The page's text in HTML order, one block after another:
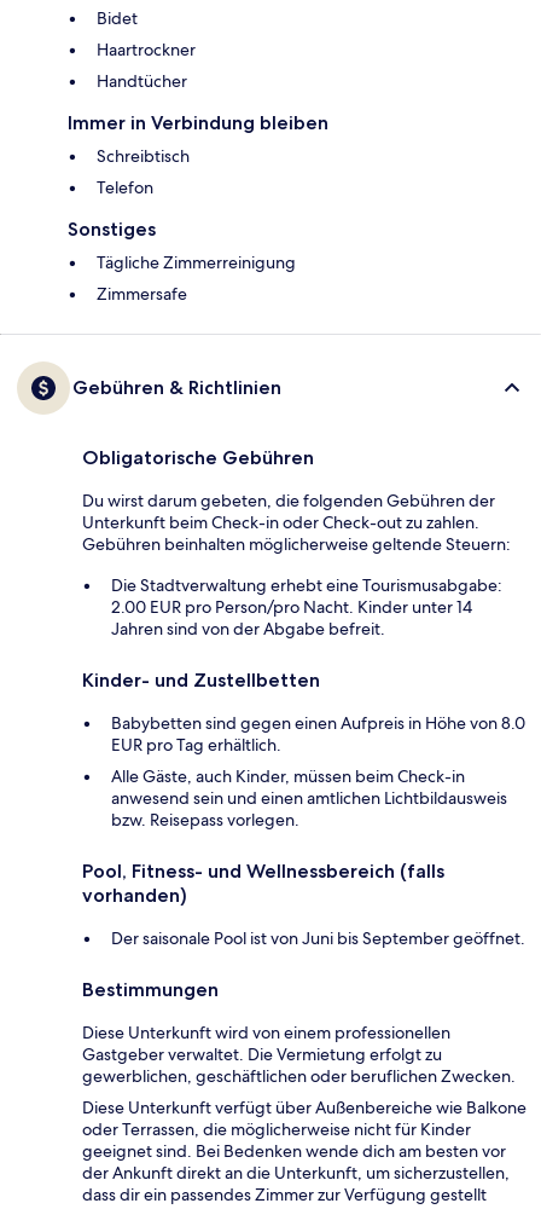
Bidet
Haartrockner
Handtücher
Immer in Verbindung bleiben
Schreibtisch
Telefon
Sonstiges
Tägliche Zimmerreinigung
Zimmersafe
Gebühren & Richtlinien
Obligatorische Gebühren
Du wirst darum gebeten, die folgenden Gebühren der
Unterkunft beim Check-in oder Check-out zu zahlen.
Gebühren beinhalten möglicherweise geltende Steuern:
Die Stadtverwaltung erhebt eine Tourismusabgabe:
2.00 EUR pro Person/pro Nacht. Kinder unter 14
Jahren sind von der Abgabe befreit.
Kinder- und Zustellbetten
Babybetten sind gegen einen Aufpreis in Höhe von 8.0
EUR pro Tag erhältlich.
Alle Gäste, auch Kinder, müssen beim Check-in
anwesend sein und einen amtlichen Lichtbildausweis
bzw. Reisepass vorlegen.
Pool, Fitness- und Wellnessbereich (falls
vorhanden)
Der saisonale Pool ist von Juni bis September geöffnet.
Bestimmungen
Diese Unterkunft wird von einem professionellen
Gastgeber verwaltet. Die Vermietung erfolgt zu
gewerblichen, geschäftlichen oder beruflichen Zwecken.
Diese Unterkunft verfügt über Außenbereiche wie Balkone
oder Terrassen, die möglicherweise nicht für Kinder
geeignet sind. Bei Bedenken wende dich am besten vor
der Ankunft direkt an die Unterkunft, um sicherzustellen,
dass dir ein passendes Zimmer zur Verfügung gestellt